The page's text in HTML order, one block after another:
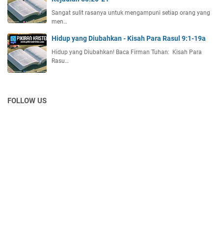
Sangat sulit rasanya untuk mengampuni setiap orang yang
men…
Hidup yang Diubahkan - Kisah Para Rasul 9:1-19a
Hidup yang Diubahkan! Baca Firman Tuhan: Kisah Para
Rasu…
FOLLOW US